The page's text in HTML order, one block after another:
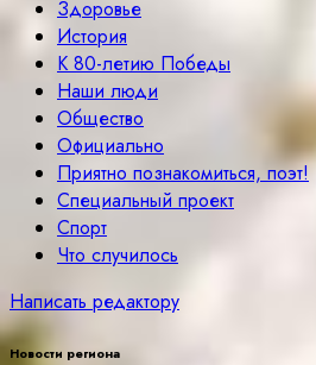
Здоровье
История
К 80-летию Победы
Наши люди
Общество
Официально
Приятно познакомиться, поэт!
Специальный проект
Спорт
Что случилось
Написать редактору
Новости региона